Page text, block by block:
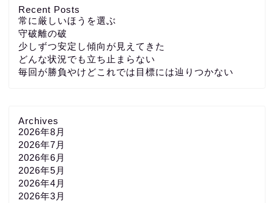
Recent Posts
常に厳しいほうを選ぶ
守破離の破
少しずつ安定し傾向が見えてきた
どんな状況でも立ち止まらない
毎回が勝負やけどこれでは目標には辿りつかない
Archives
2026年8月
2026年7月
2026年6月
2026年5月
2026年4月
2026年3月